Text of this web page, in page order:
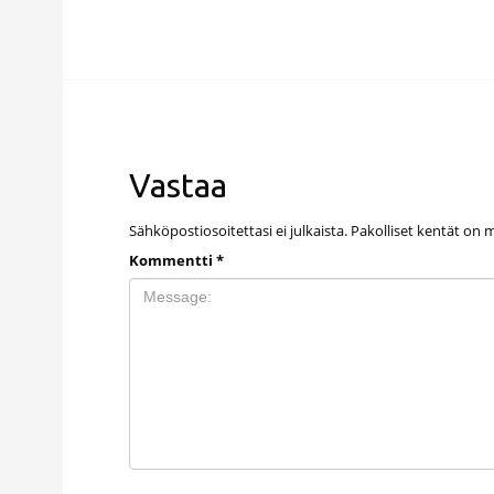
Vastaa
Sähköpostiosoitettasi ei julkaista. Pakolliset kentät on
Kommentti *